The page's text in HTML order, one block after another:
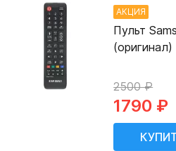
АКЦИЯ
Пульт
(оригинал)
2500 ₽
1790 ₽